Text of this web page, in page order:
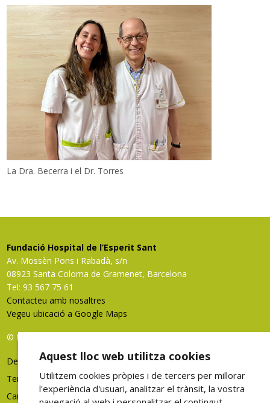
La Dra. Becerra i el Dr. Torres
Fundació Hospital de l’Esperit Sant
Av. Mossèn Pons i Rabadà, s/n
08923 Santa Coloma de Gramenet, Barcelona
Tel: 93 567 75 61
Contacteu amb nosaltres
Vegeu ubicació a Google Maps
© FHES, tots els drets reservats
Deixeu-nos la vostra opinió
Termes d'ús
Canal denúncies
Aquest lloc web utilitza cookies
Utilitzem cookies pròpies i de tercers per millorar
l'experiència d'usuari, analitzar el trànsit, la vostra